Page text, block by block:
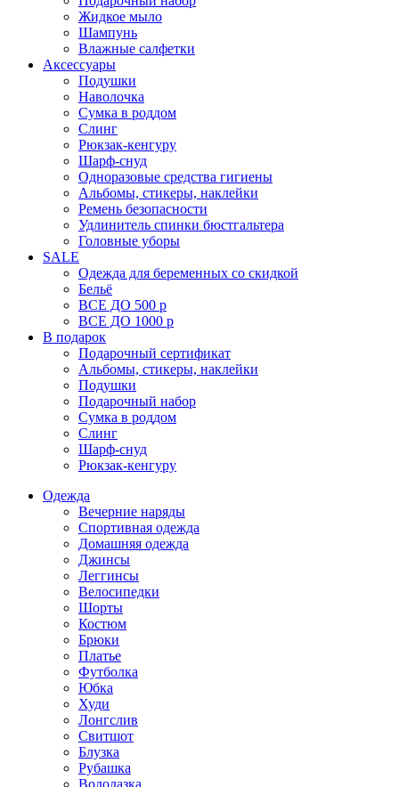
Жидкое мыло
Шампунь
Влажные салфетки
Аксессуары
Подушки
Наволочка
Сумка в роддом
Cлинг
Рюкзак-кенгуру
Шарф-снуд
Одноразовые средства гигиены
Альбомы, стикеры, наклейки
Ремень безопасности
Удлинитель спинки бюстгальтера
Головные уборы
SALE
Одежда для беременных со скидкой
Бельё
ВСЕ ДО 500 р
ВСЕ ДО 1000 р
В подарок
Подарочный сертификат
Альбомы, стикеры, наклейки
Подушки
Подарочный набор
Сумка в роддом
Слинг
Шарф-снуд
Рюкзак-кенгуру
Одежда
Вечерние наряды
Спортивная одежда
Домашняя одежда
Джинсы
Леггинсы
Велосипедки
Шорты
Костюм
Брюки
Платье
Футболка
Юбка
Худи
Лонгслив
Свитшот
Блузка
Рубашка
Водолазка